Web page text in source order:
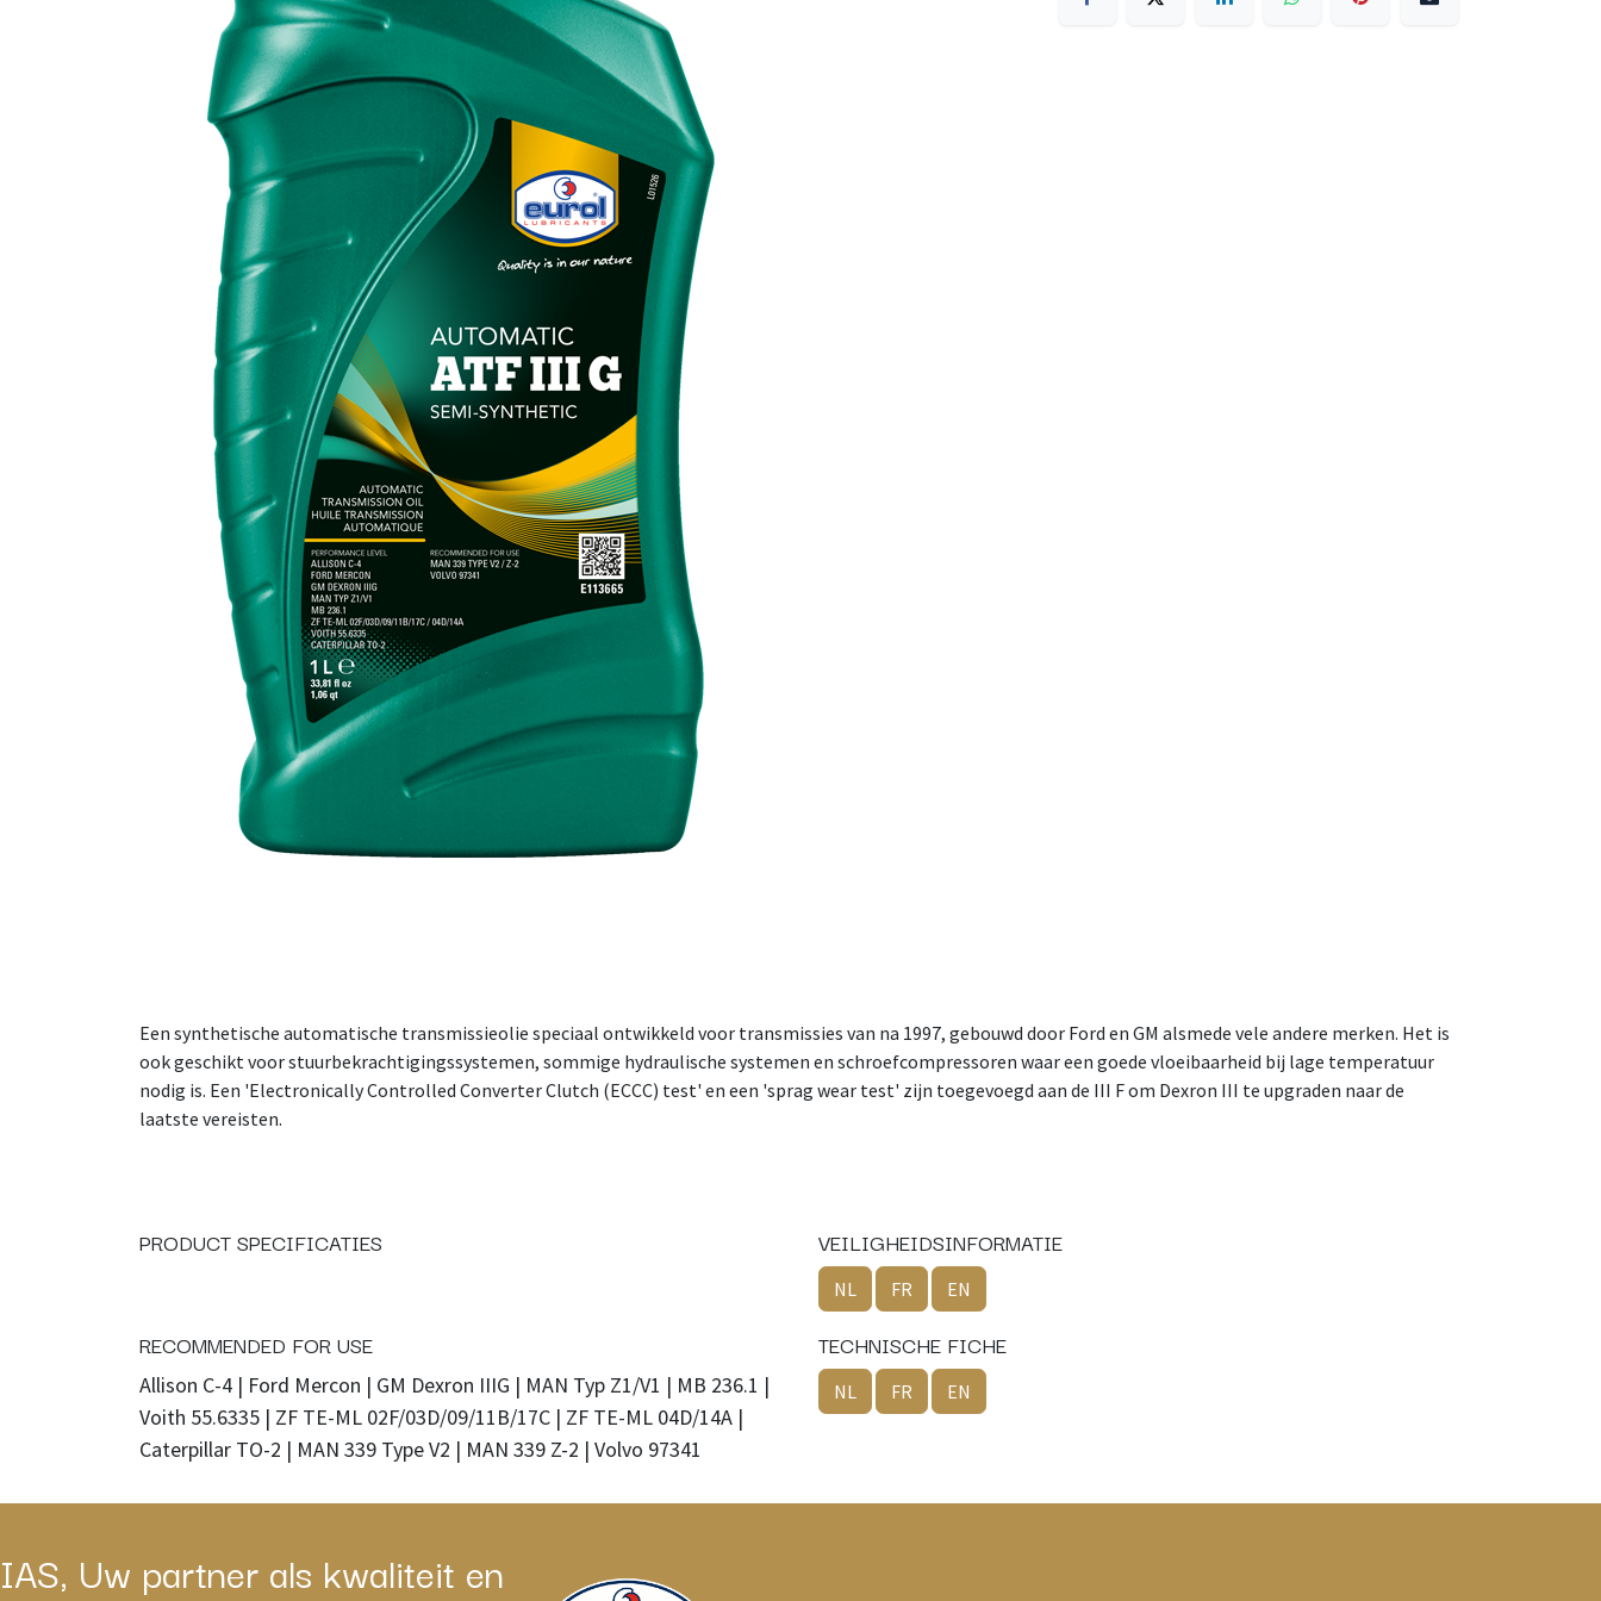
Een synthetische automatische transmissieolie speciaal ontwikkeld voor transmissies van na 1997, gebouwd door Ford en GM alsmede vele andere merken. Het is
ook geschikt voor stuurbekrachtigingssystemen, sommige hydraulische systemen en schroefcompressoren waar een goede vloeibaarheid bij lage temperatuur
nodig is. Een 'Electronically Controlled Converter Clutch (ECCC) test' en een 'sprag wear test' zijn toegevoegd aan de III F om Dexron III te upgraden naar de
laatste vereisten.
PRODUCT SPECIFICATIES VEILIGHEIDSINFORMATIE
NL FR EN
RECOMMENDED FOR USE
Allison C-4 | Ford Mercon | GM Dexron IIIG | MAN Typ Z1/V1 | MB 236.1 |
Voith 55.6335 | ZF TE-ML 02F/03D/09/11B/17C | ZF TE-ML 04D/14A |
Caterpillar TO-2 | MAN 339 Type V2 | MAN 339 Z-2 | Volvo 97341
TECHNISCHE FICHE
NL FR EN
IAS, Uw partner als kwaliteit en